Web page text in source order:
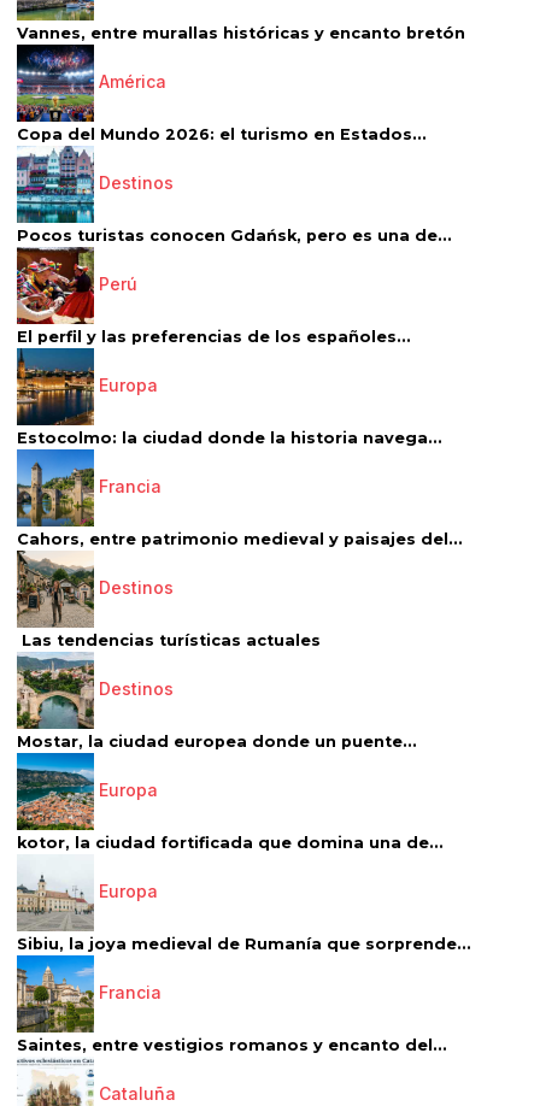
Vannes, entre murallas históricas y encanto bretón
América
Copa del Mundo 2026: el turismo en Estados...
Destinos
Pocos turistas conocen Gdańsk, pero es una de...
Perú
El perfil y las preferencias de los españoles...
Europa
Estocolmo: la ciudad donde la historia navega...
Francia
Cahors, entre patrimonio medieval y paisajes del...
Destinos
Las tendencias turísticas actuales
Destinos
Mostar, la ciudad europea donde un puente...
Europa
kotor, la ciudad fortificada que domina una de...
Europa
Sibiu, la joya medieval de Rumanía que sorprende...
Francia
Saintes, entre vestigios romanos y encanto del...
Cataluña